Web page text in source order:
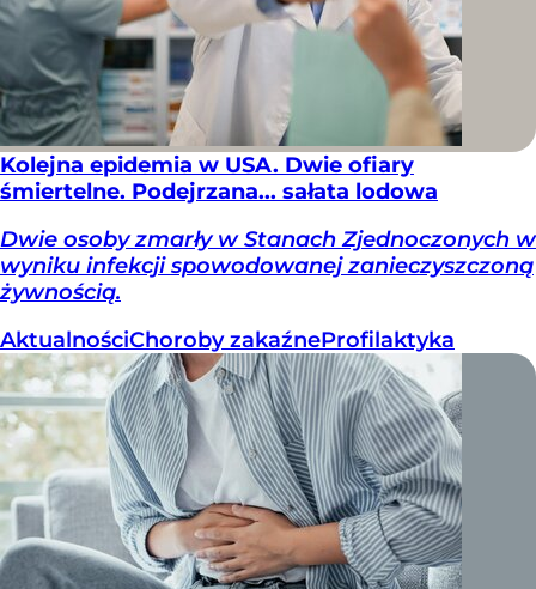
Kolejna epidemia w USA. Dwie ofiary
śmiertelne. Podejrzana... sałata lodowa
Dwie osoby zmarły w Stanach Zjednoczonych w
wyniku infekcji spowodowanej zanieczyszczoną
żywnością.
AktualnościChoroby zakaźneProfilaktyka